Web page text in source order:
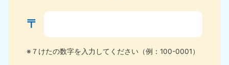
〒
※７けたの数字を入力してください（例：100-0001）